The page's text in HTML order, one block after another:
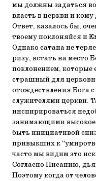
мы должны задаться
власть в церкви и
Ответ, казалось бы,
твоему поклоняйся и
Однако сатана не
ризу, встать на место
поклонением,
страшный для
отождествления Бога
служителями церкви.
инспирироваться
занимающими высокое
быть инициативой
привыкших к
часто мы видим это
Согласно Писанию,
Поэтому когда от